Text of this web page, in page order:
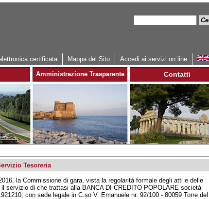
Accedi ai servizi on line
Mappa del Sito
certificata
Amministrazione Trasparente Contatti
Tesoreria
la Commissione di gara, vista la regolarità formale degli atti e delle
servizio di che trattasi alla BANCA DI CREDITO POPOLARE società
con sede legale in C.so V. Emanuele nr. 92/100 - 80059 Torre del